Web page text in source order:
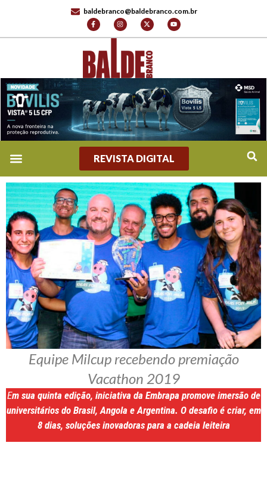
baldebranco@baldebranco.com.br
REVISTA DIGITAL
Equipe Milcup recebendo premiação
Vacathon 2019
Em sua quinta edição, iniciativa da Embrapa promove imersão de
universitários do Brasil, Angola e Argentina. O desafio é criar, em
8 dias, soluções inovadoras para a cadeia leiteira